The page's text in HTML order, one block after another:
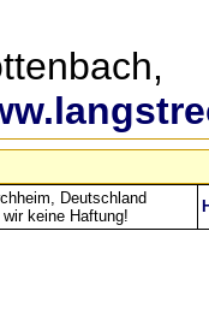
Deutschland
keine Haftung!